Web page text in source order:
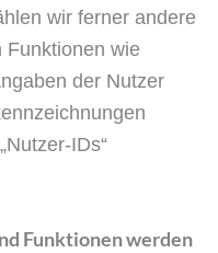
wir ferner andere
Funktionen wie
der Nutzer
IDs“
Funktionen werden